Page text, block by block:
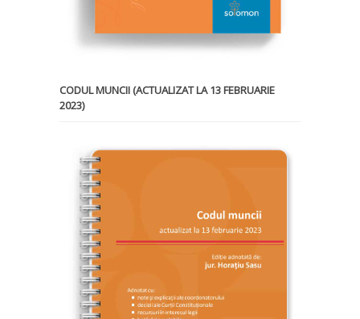
CODUL MUNCII (ACTUALIZAT LA 13 FEBRUARIE
2023)